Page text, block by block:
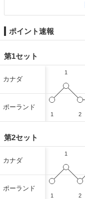
ポイント速報
第1セット
カナダ
ポーランド
1
1 2
第2セット
カナダ
ポーランド
1
1 2